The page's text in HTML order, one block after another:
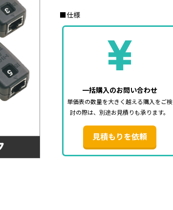
■仕様
一括購入のお問い合わせ
単価表の数量を大きく越える購入をご検
討の際は、別途お見積りも承ります。
見積もりを依頼